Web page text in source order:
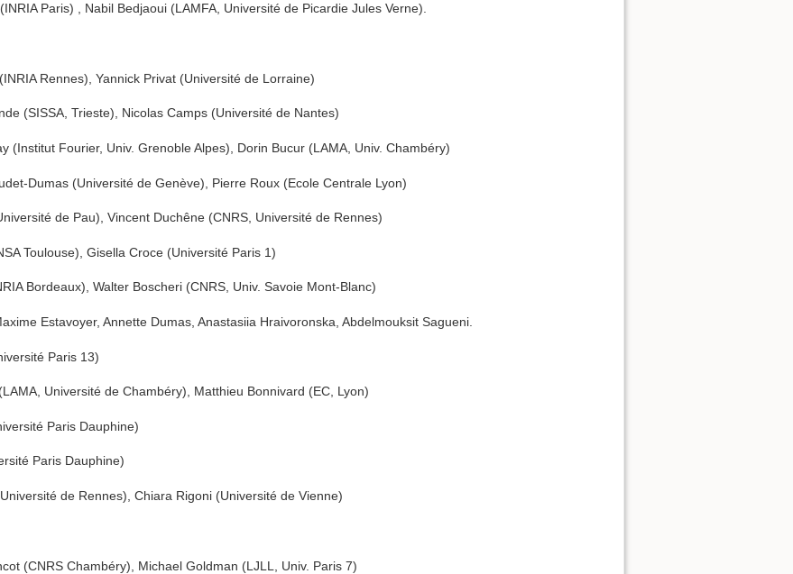
Paris) , Nabil Bedjaoui (LAMFA, Université de Picardie Jules Verne).
Rennes), Yannick Privat (Université de Lorraine)
(SISSA, Trieste), Nicolas Camps (Université de Nantes)
(Institut Fourier, Univ. Grenoble Alpes), Dorin Bucur (LAMA, Univ. Chambéry)
Dumas (Université de Genève), Pierre Roux (Ecole Centrale Lyon)
de Pau), Vincent Duchêne (CNRS, Université de Rennes)
Toulouse), Gisella Croce (Université Paris 1)
Bordeaux), Walter Boscheri (CNRS, Univ. Savoie Mont-Blanc)
Estavoyer, Annette Dumas, Anastasiia Hraivoronska, Abdelmouksit Sagueni.
Paris 13)
Université de Chambéry), Matthieu Bonnivard (EC, Lyon)
Paris Dauphine)
Paris Dauphine)
de Rennes), Chiara Rigoni (Université de Vienne)
(CNRS Chambéry), Michael Goldman (LJLL, Univ. Paris 7)